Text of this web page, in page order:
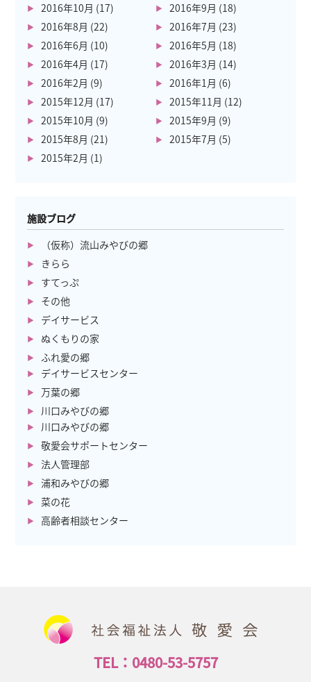
2016年10月 (17) 2016年9月 (18)
2016年8月 (22) 2016年7月 (23)
2016年6月 (10) 2016年5月 (18)
2016年4月 (17) 2016年3月 (14)
2016年2月 (9) 2016年1月 (6)
2015年12月 (17) 2015年11月 (12)
2015年10月 (9) 2015年9月 (9)
2015年8月 (21) 2015年7月 (5)
2015年2月 (1)
施設ブログ
（仮称）流山みやびの郷
きらら
すてっぷ
その他
デイサービス
ぬくもりの家
ふれ愛の郷
デイサービスセンター
万葉の郷
川口みやびの郷
川口みやびの郷
敬愛会サポートセンター
法人管理部
浦和みやびの郷
菜の花
高齢者相談センター
TEL：0480-53-5757